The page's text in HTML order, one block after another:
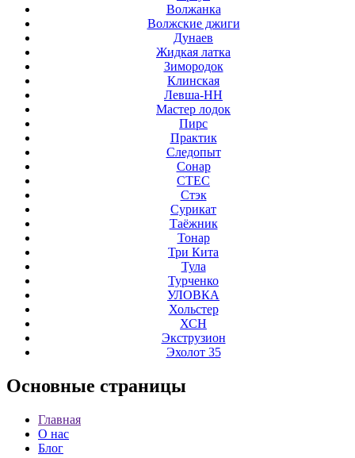
Волжанка
Волжские джиги
Дунаев
Жидкая латка
Зимородок
Клинская
Левша-НН
Мастер лодок
Пирс
Практик
Следопыт
Сонар
СТЕС
Стэк
Сурикат
Таёжник
Тонар
Три Кита
Тула
Турченко
УЛОВКА
Хольстер
ХСН
Экструзион
Эхолот 35
Основные страницы
Главная
О нас
Блог